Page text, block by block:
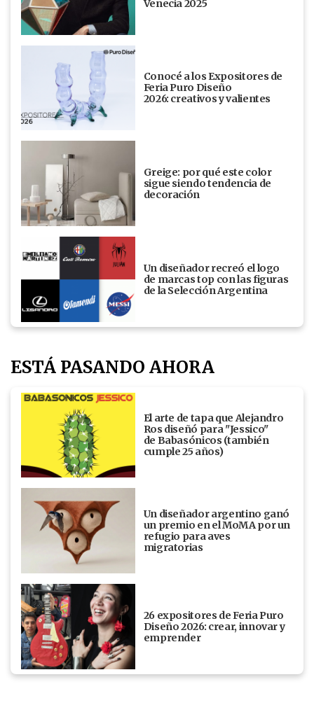
Venecia 2025
Conocé a los Expositores de
Feria Puro Diseño
2026: creativos y valientes
Greige: por qué este color
sigue siendo tendencia de
decoración
Un diseñador recreó el logo
de marcas top con las figuras
de la Selección Argentina
ESTÁ PASANDO AHORA
El arte de tapa que Alejandro
Ros diseñó para "Jessico"
de Babasónicos (también
cumple 25 años)
Un diseñador argentino ganó
un premio en el MoMA por un
refugio para aves
migratorias
26 expositores de Feria Puro
Diseño 2026: crear, innovar y
emprender